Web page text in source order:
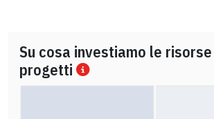
Su cosa investiamo le
progetti